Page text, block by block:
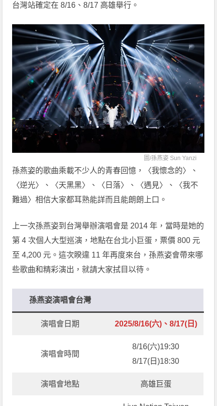
台灣站確定在 8/16、8/17 高雄舉行。
圖/孫燕姿 Sun Yanzi
孫燕姿的歌曲乘載不少人的青春回憶，〈我懷念的〉、
〈逆光〉、〈天黑黑〉、〈日落〉、〈遇見〉、〈我不
難過〉相信大家都耳熟能詳而且能朗朗上口。
上一次孫燕姿到台灣舉辦演唱會是 2014 年，當時是她的
第 4 次個人大型巡演，地點在台北小巨蛋，票價 800 元
至 4,200 元。這次睽違 11 年再度來台，孫燕姿會帶來哪
些歌曲和精彩演出，就請大家拭目以待。
孫燕姿演唱會台灣
演唱會日期 2025/8/16(六)、8/17(日)
演唱會時間
8/16(六)19:30
8/17(日)18:30
演唱會地點 高雄巨蛋